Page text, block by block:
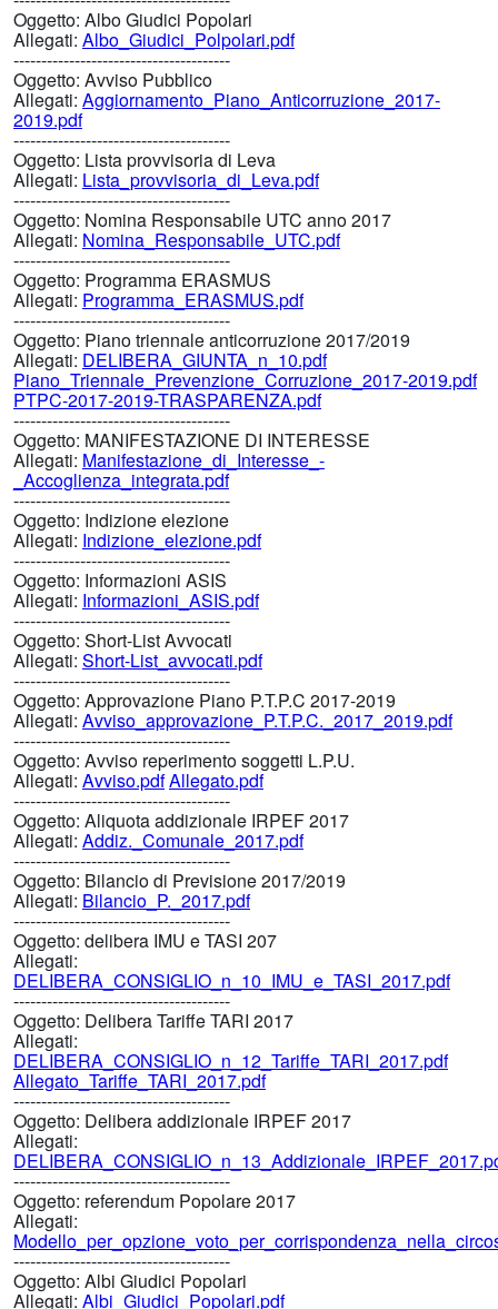
Oggetto: Albo Giudici Popolari
Allegati: Albo_Giudici_Polpolari.pdf
---------------------------------------
Oggetto: Avviso Pubblico
Allegati: Aggiornamento_Piano_Anticorruzione_2017-
2019.pdf
---------------------------------------
Oggetto: Lista provvisoria di Leva
Allegati: Lista_provvisoria_di_Leva.pdf
---------------------------------------
Oggetto: Nomina Responsabile UTC anno 2017
Allegati: Nomina_Responsabile_UTC.pdf
---------------------------------------
Oggetto: Programma ERASMUS
Allegati: Programma_ERASMUS.pdf
---------------------------------------
Oggetto: Piano triennale anticorruzione 2017/2019
Allegati: DELIBERA_GIUNTA_n_10.pdf
Piano_Triennale_Prevenzione_Corruzione_2017-2019.pdf
PTPC-2017-2019-TRASPARENZA.pdf
---------------------------------------
Oggetto: MANIFESTAZIONE DI INTERESSE
Allegati: Manifestazione_di_Interesse_-
_Accoglienza_integrata.pdf
---------------------------------------
Oggetto: Indizione elezione
Allegati: Indizione_elezione.pdf
---------------------------------------
Oggetto: Informazioni ASIS
Allegati: Informazioni_ASIS.pdf
---------------------------------------
Oggetto: Short-List Avvocati
Allegati: Short-List_avvocati.pdf
---------------------------------------
Oggetto: Approvazione Piano P.T.P.C 2017-2019
Allegati: Avviso_approvazione_P.T.P.C._2017_2019.pdf
---------------------------------------
Oggetto: Avviso reperimento soggetti L.P.U.
Allegati: Avviso.pdfAllegato.pdf
---------------------------------------
Oggetto: Aliquota addizionale IRPEF 2017
Allegati: Addiz._Comunale_2017.pdf
---------------------------------------
Oggetto: Bilancio di Previsione 2017/2019
Allegati: Bilancio_P._2017.pdf
---------------------------------------
Oggetto: delibera IMU e TASI 207
Allegati:
DELIBERA_CONSIGLIO_n_10_IMU_e_TASI_2017.pdf
---------------------------------------
Oggetto: Delibera Tariffe TARI 2017
Allegati:
DELIBERA_CONSIGLIO_n_12_Tariffe_TARI_2017.pdf
Allegato_Tariffe_TARI_2017.pdf
---------------------------------------
Oggetto: Delibera addizionale IRPEF 2017
Allegati:
---------------------------------------
Oggetto: referendum Popolare 2017
Allegati:
---------------------------------------
Oggetto: Albi Giudici Popolari
Allegati: Albi_Giudici_Popolari.pdf